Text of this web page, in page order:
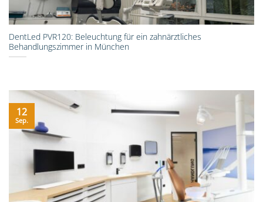
DentLed PVR120: Beleuchtung für ein zahnärztliches
Behandlungszimmer in München
12
Sep.